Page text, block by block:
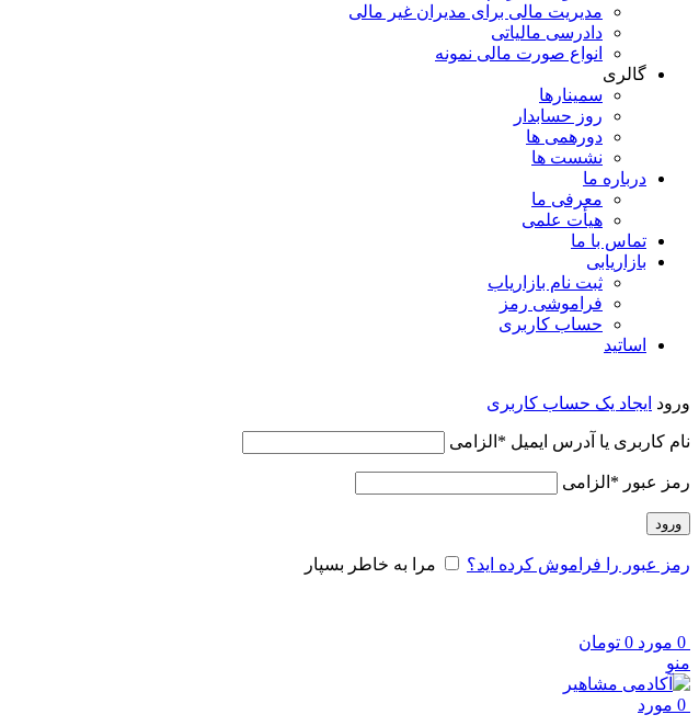
مدیریت مالی برای مدیران غیر مالی
دادرسی مالیاتی
انواع صورت مالی نمونه
گالری
سمینارها
روز حسابدار
دورهمی ها
نشست ها
درباره ما
معرفی ما
هیأت علمی
تماس با ما
بازاریابی
ثبت نام بازاریاب
فراموشی رمز
حساب کاربری
اساتید
ورود ایجاد یک حساب کاربری
نام کاربری یا آدرس ایمیل * الزامی
رمز عبور * الزامی
ورود
رمز عبور را فراموش کرده اید؟ مرا به خاطر بسپار
0 مورد 0 تومان
منو
0 مورد